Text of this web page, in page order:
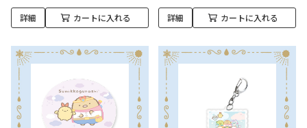
詳細 カートに入れる 詳細 カートに入れる